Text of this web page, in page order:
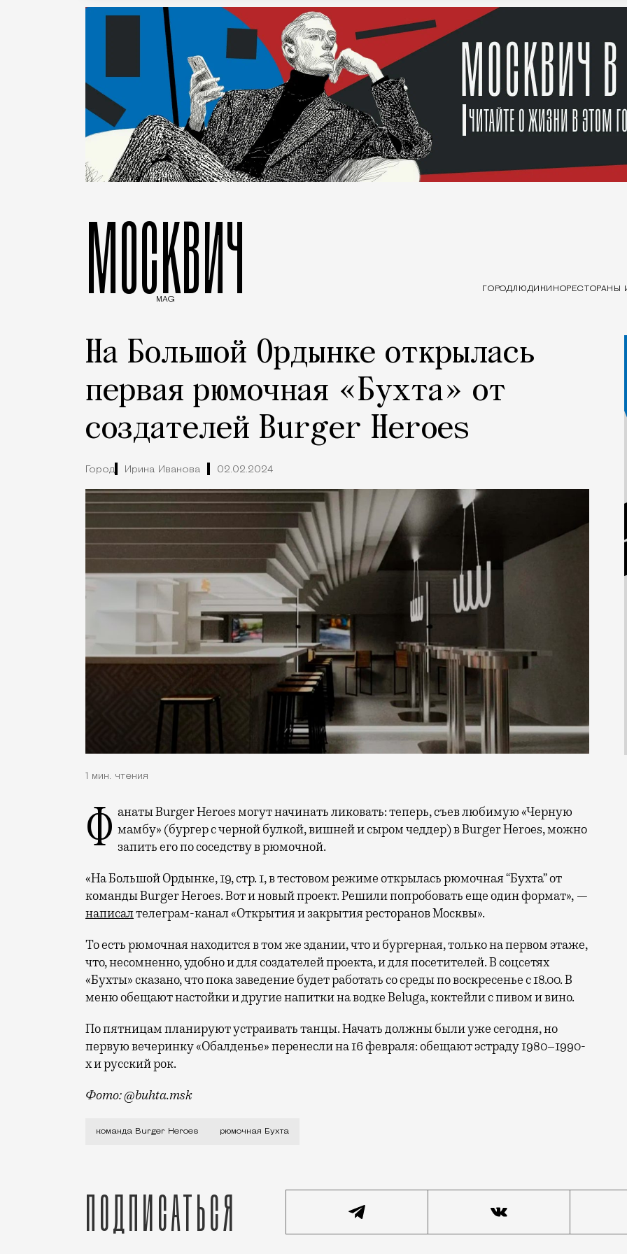
МОСКВИЧ
MAG
ГОРОДЛЮДИ КИНОРЕСТОРАНЫ
На Большой Ордынке открылась
первая рюмочная «Бухта» от
создателей Burger Heroes
Город Ирина Иванова 02.02.2024
1 мин. чтения
Фанаты Burger Heroes могут начинать ликовать: теперь, съев любимую «Черную мамбу» (бургер с черной булкой, вишней и сыром чеддер) в Burger Heroes, можно
запить его по соседству в рюмочной.
«На Большой Ордынке, 19, стр. 1, в тестовом режиме открылась рюмочная “Бухта” от
команды Burger Heroes. Вот и новый проект. Решили попробовать еще один формат», —
написалтелеграм-канал «Открытия и закрытия ресторанов Москвы».
То есть рюмочная находится в том же здании, что и бургерная, только на первом этаже,
что, несомненно, удобно и для создателей проекта, и для посетителей. В соцсетях
«Бухты» сказано, что пока заведение будет работать со среды по воскресенье с 18.00. В
меню обещают настойки и другие напитки на водке Beluga, коктейли с пивом и вино.
По пятницам планируют устраивать танцы. Начать должны были уже сегодня, но
первую вечеринку «Обалденье» перенесли на 16 февраля: обещают эстраду 1980–1990-
х и русский рок.
Фото: @buhta.msk
Фанаты Burger Heroes могут начинать ликовать: теперь, съев любимую «Черную мамбу»
команда Burger Heroes рюмочная Бухта
Подписаться